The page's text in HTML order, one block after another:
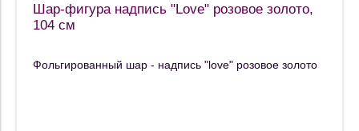
Шар-фигура надпись "Love" розовое золото,
104 см
Фольгированный шар - надпись "love" розовое золото